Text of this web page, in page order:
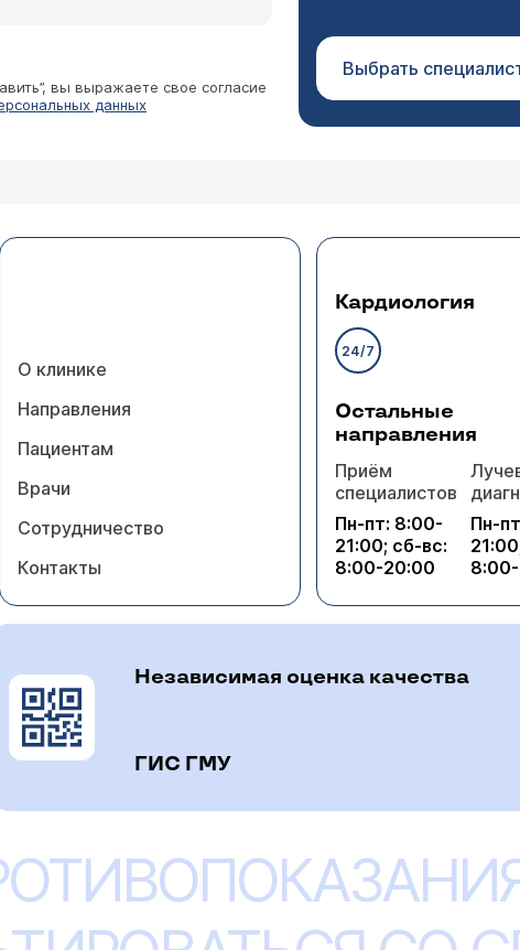
вы выражаете свое согласие
данных
Выбрать
О клинике
Направления
Пациентам
Врачи
Сотрудничество
Контакты
Кардиология
24/7
Остальные
направления
Приём
специалистов
Пн-пт: 8:00-
21:00; сб-вс:
8:00-20:00
Пн-
Независимая оценка качества
ГИС ГМУ